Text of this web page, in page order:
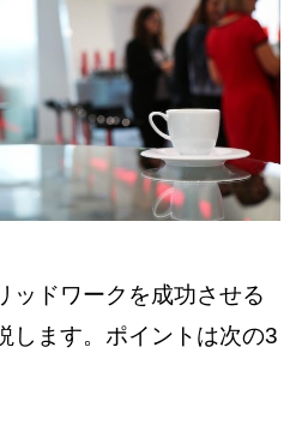
ッドワークを成功させる
します。ポイントは次の3